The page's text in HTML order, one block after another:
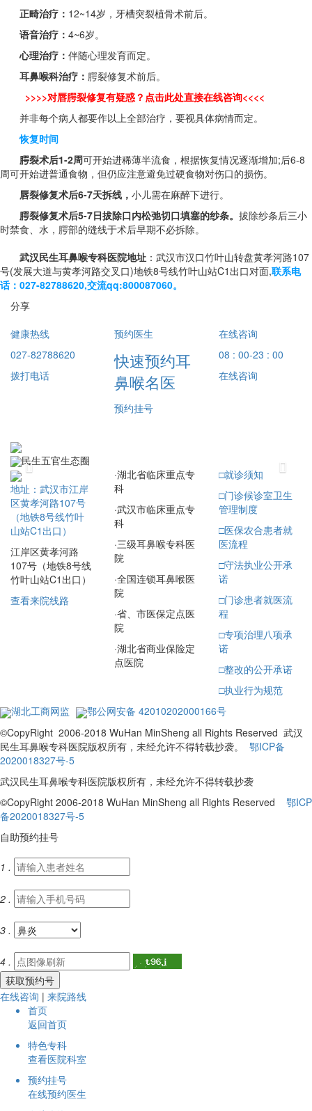
正畸治疗： 12~14岁，牙槽突裂植骨术前后。
语音治疗： 4~6岁。
心理治疗： 伴随心理发育而定。
耳鼻喉科治疗： 腭裂修复术前后。
>>>>对唇腭裂修复有疑惑？点击此处直接在线咨询<<<<
并非每个病人都要作以上全部治疗，要视具体病情而定。
恢复时间
腭裂术后1-2周可开始进稀薄半流食，根据恢复情况逐渐增加;后6-8
周可开始进普通食物，但仍应注意避免过硬食物对伤口的损伤。
唇裂修复术后6-7天拆线， 小儿需在麻醉下进行。
腭裂修复术后5-7日拔除口内松弛切口填塞的纱条。 拔除纱条后三小
时禁食、水，腭部的缝线于术后早期不必拆除。
武汉民生耳鼻喉专科医院地址 ：武汉市汉口竹叶山转盘黄孝河路107
号(发展大道与黄孝河路交叉口)地铁8号线竹叶山站C1出口对面,联系电
话：027-82788620,交流qq:800087060。
分享
健康热线
027-82788620
拨打电话
预约医生
快速预约耳
鼻喉名医
预约挂号
在线咨询
08 : 00-23 : 00
在线咨询
民生五官生态圈
Previous Next
地址：武汉市江岸
区黄孝河路107号
（地铁8号线竹叶
山站C1出口）
江岸区黄孝河路
107号（地铁8号线
竹叶山站C1出口）
查看来院线路
·湖北省临床重点专
科
·武汉市临床重点专
科
·三级耳鼻喉专科医
院
·全国连锁耳鼻喉医
院
·省、市医保定点医
院
·湖北省商业保险定
点医院
□就诊须知
□门诊候诊室卫生
管理制度
□医保农合患者就
医流程
□守法执业公开承
诺
□门诊患者就医流
程
□专项治理八项承
诺
□整改的公开承诺
□执业行为规范
湖北工商网监
鄂公网安备 42010202000166号
©CopyRight 2006-2018 WuHan MinSheng all Rights Reserved 武汉
民生耳鼻喉专科医院版权所有，未经允许不得转载抄袭。 鄂ICP备
2020018327号-5
武汉民生耳鼻喉专科医院版权所有，未经允许不得转载抄袭
©CopyRight 2006-2018 WuHan MinSheng all Rights Reserved 鄂ICP
备2020018327号-5
自助预约挂号
1 .
2 .
3 .
4 .
在线咨询 | 来院路线
首页
返回首页
特色专科
查看医院科室
预约挂号
在线预约医生